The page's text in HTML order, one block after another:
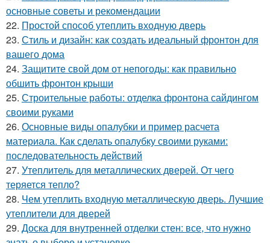
основные советы и рекомендации
22. Простой способ утеплить входную дверь
23. Стиль и дизайн: как создать идеальный фронтон для
вашего дома
24. Защитите свой дом от непогоды: как правильно
обшить фронтон крыши
25. Строительные работы: отделка фронтона сайдингом
своими руками
26. Основные виды опалубки и пример расчета
материала. Как сделать опалубку своими руками:
последовательность действий
27. Утеплитель для металлических дверей. От чего
теряется тепло?
28. Чем утеплить входную металлическую дверь. Лучшие
утеплители для дверей
29. Доска для внутренней отделки стен: все, что нужно